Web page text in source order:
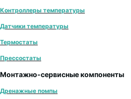
Контроллеры температуры
Датчики температуры
Термостаты
Прессостаты
Монтажно‑сервисные компоненты
Дренажные помпы